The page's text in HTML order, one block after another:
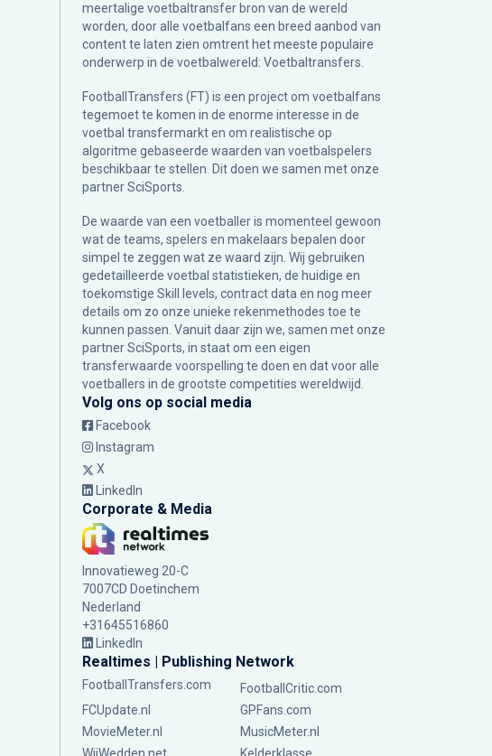
meertalige voetbaltransfer bron van de wereld
worden, door alle voetbalfans een breed aanbod van
content te laten zien omtrent het meeste populaire
onderwerp in de voetbalwereld: Voetbaltransfers.
FootballTransfers (FT) is een project om voetbalfans
tegemoet te komen in de enorme interesse in de
voetbal transfermarkt en om realistische op
algoritme gebaseerde waarden van voetbalspelers
beschikbaar te stellen. Dit doen we samen met onze
partnerSciSports
De waarde van een voetballer is momenteel gewoon
wat de teams, spelers en makelaars bepalen door
simpel te zeggen wat ze waard zijn. Wij gebruiken
gedetailleerde voetbal statistieken, de huidige en
toekomstige Skill levels, contract data en nog meer
details om zo onze unieke rekenmethodes toe te
kunnen passen. Vanuit daar zijn we, samen met onze
partner SciSports, in staat om een eigen
transferwaarde voorspelling te doen en dat voor alle
voetballers in de grootste competities wereldwijd.
Volg ons op social media
Facebook
Instagram
X
LinkedIn
Corporate & Media
Innovatieweg 20-C
7007CD Doetinchem
Nederland
+31645516860
LinkedIn
Realtimes | Publishing Network
FootballTransfers.com
FootballCritic.com
FCUpdate.nl
GPFans.com
MovieMeter.nl
MusicMeter.nl